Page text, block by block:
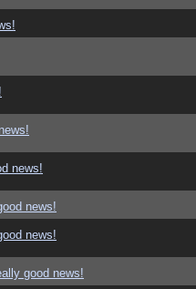
news!
news!
news!
good news!